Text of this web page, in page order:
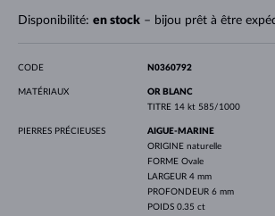
Disponibilité: en stock– bijou prêt à être
CODE N0360792
MATÉRIAUX
OR BLANC
TITRE 14 kt 585/1000
PIERRES PRÉCIEUSES
AIGUE-MARINE
ORIGINE naturelle
FORME Ovale
LARGEUR 4 mm
PROFONDEUR 6 mm
POIDS 0.35 ct